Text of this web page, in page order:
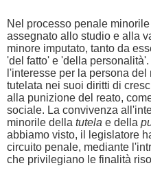
Nel processo penale
assegnato allo studio e alla
minore imputato, tanto da
'del fatto' e 'della
l'interesse per la persona
tutelata nei suoi diritti di
alla punizione del reato,
sociale. La convivenza
minorile della tutela e della
abbiamo visto, il legislatore
circuito penale, mediante
che privilegiano le finalità